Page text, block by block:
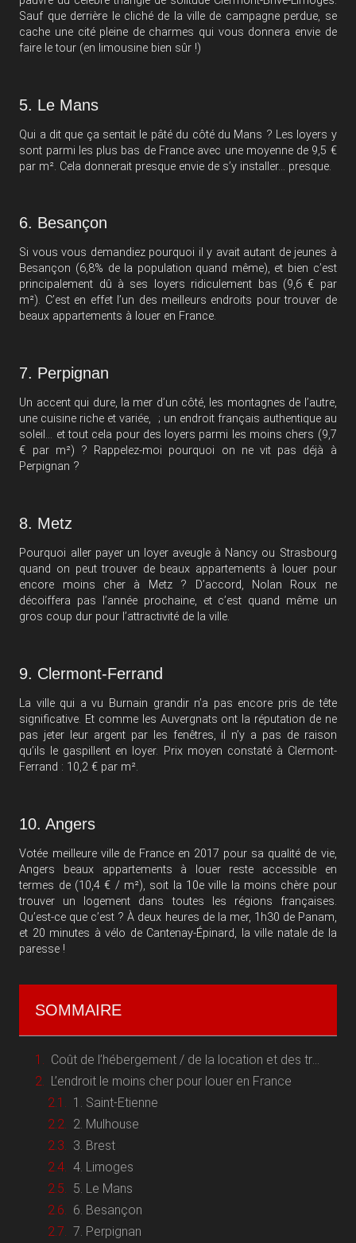
Sauf que derrière le cliché de la ville de campagne perdue, se
cache une cité pleine de charmes qui vous donnera envie de
faire le tour (en limousine bien sûr !)
5. Le Mans
Qui a dit que ça sentait le pâté du côté du Mans ? Les loyers y
sont parmi les plus bas de France avec une moyenne de 9,5 €
par m². Cela donnerait presque envie de s’y installer… presque.
6. Besançon
Si vous vous demandiez pourquoi il y avait autant de jeunes à
Besançon (6,8% de la population quand même), et bien c’est
principalement dû à ses loyers ridiculement bas (9,6 € par
m²). C’est en effet l’un des meilleurs endroits pour trouver de
beaux appartements à louer en France.
7. Perpignan
Un accent qui dure, la mer d’un côté, les montagnes de l’autre,
une cuisine riche et variée, ; un endroit français authentique au
soleil… et tout cela pour des loyers parmi les moins chers (9,7
€ par m²) ? Rappelez-moi pourquoi on ne vit pas déjà à
Perpignan ?
8. Metz
Pourquoi aller payer un loyer aveugle à Nancy ou Strasbourg
quand on peut trouver de beaux appartements à louer pour
encore moins cher à Metz ? D’accord, Nolan Roux ne
décoiffera pas l’année prochaine, et c’est quand même un
gros coup dur pour l’attractivité de la ville.
9. Clermont-Ferrand
La ville qui a vu Burnain grandir n’a pas encore pris de tête
significative. Et comme les Auvergnats ont la réputation de ne
pas jeter leur argent par les fenêtres, il n’y a pas de raison
qu’ils le gaspillent en loyer. Prix moyen constaté à Clermont-
Ferrand : 10,2 € par m².
10. Angers
Votée meilleure ville de France en 2017 pour sa qualité de vie,
Angers beaux appartements à louer reste accessible en
termes de (10,4 € / m²), soit la 10e ville la moins chère pour
trouver un logement dans toutes les régions françaises.
Qu’est-ce que c’est ? À deux heures de la mer, 1h30 de Panam,
et 20 minutes à vélo de Cantenay-Épinard, la ville natale de la
paresse !
SOMMAIRE
Coût de l’hébergement / de la location et des transports à Paris
L’endroit le moins cher pour louer en France
1. Saint-Etienne
2. Mulhouse
3. Brest
4. Limoges
5. Le Mans
6. Besançon
7. Perpignan